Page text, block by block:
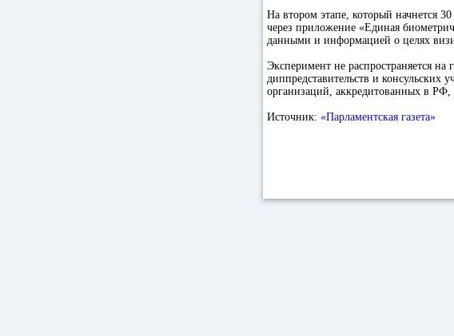
На втором этапе, который начнется
через приложение «Единая
данными и информацией о целях
Эксперимент не распространяется на
диппредставительств и
организаций, аккредитованных в РФ,
Источник: «Парламентская газета»